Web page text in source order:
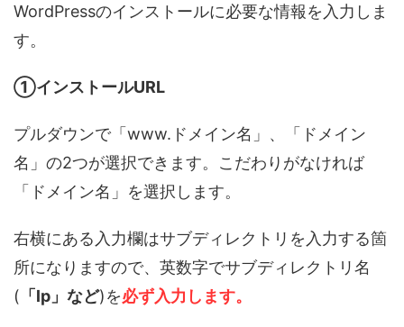
WordPressのインストールに必要な情報を入力しま
す。
①インストールURL
プルダウンで「www.ドメイン名」、「ドメイン
名」の2つが選択できます。こだわりがなければ
「ドメイン名」を選択します。
右横にある入力欄はサブディレクトリを入力する箇
所になりますので、英数字でサブディレクトリ名
( 「lp」など)を必ず入力します。